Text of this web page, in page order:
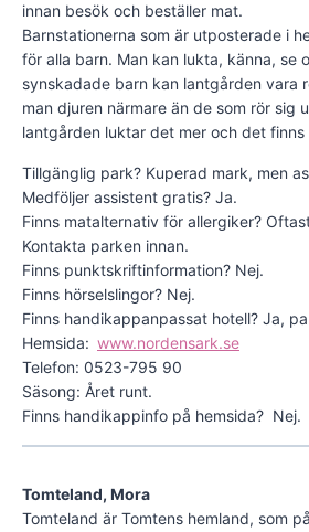
innan besök och beställer mat.
Barnstationerna som är utposterade i
för alla barn. Man kan lukta, känna, se
synskadade barn kan lantgården vara
man djuren närmare än de som rör sig
lantgården luktar det mer och det
Tillgänglig park? Kuperad mark, men
Medföljer assistent gratis? Ja.
Finns matalternativ för allergiker?
Kontakta parken innan.
Finns punktskriftinformation? Nej.
Finns hörselslingor? Nej.
Finns handikappanpassat hotell? Ja,
Hemsida: www.nordensark.se
Telefon: 0523-795 90
Säsong: Året runt.
Finns handikappinfo på hemsida? Nej.
Tomteland, Mora
Tomteland är Tomtens hemland, som